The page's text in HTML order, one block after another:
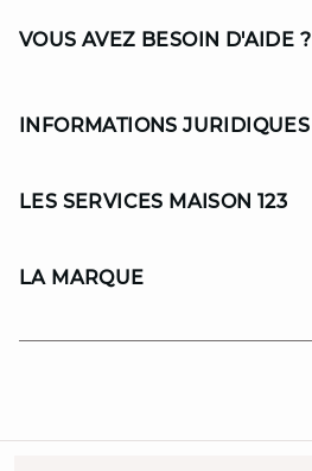
VOUS AVEZ BESOIN D'AIDE ?
INFORMATIONS JURIDIQUES
LES SERVICES MAISON 123
LA MARQUE